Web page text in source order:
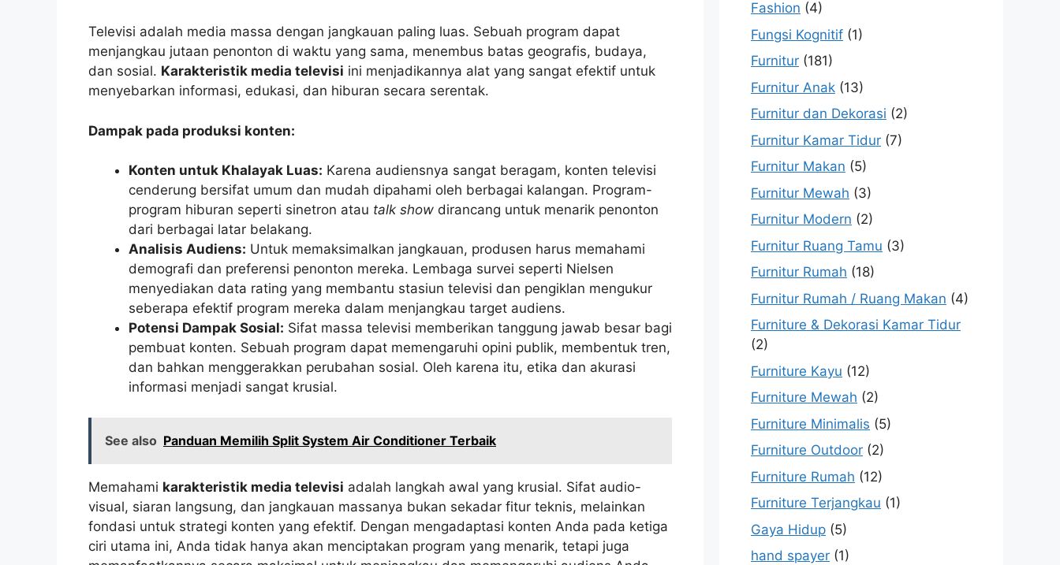
Televisi adalah media massa dengan jangkauan paling luas. Sebuah program dapat
menjangkau jutaan penonton di waktu yang sama, menembus batas geografis, budaya,
dan sosial. Karakteristik media televisi ini menjadikannya alat yang sangat efektif untuk
menyebarkan informasi, edukasi, dan hiburan secara serentak.
Dampak pada produksi konten:
Konten untuk Khalayak Luas: Karena audiensnya sangat beragam, konten televisi
cenderung bersifat umum dan mudah dipahami oleh berbagai kalangan. Program-
program hiburan seperti sinetron atau talk show dirancang untuk menarik penonton
dari berbagai latar belakang.
Analisis Audiens: Untuk memaksimalkan jangkauan, produsen harus memahami
demografi dan preferensi penonton mereka. Lembaga survei seperti Nielsen
menyediakan data rating yang membantu stasiun televisi dan pengiklan mengukur
seberapa efektif program mereka dalam menjangkau target audiens.
Potensi Dampak Sosial: Sifat massa televisi memberikan tanggung jawab besar bagi
pembuat konten. Sebuah program dapat memengaruhi opini publik, membentuk tren,
dan bahkan menggerakkan perubahan sosial. Oleh karena itu, etika dan akurasi
informasi menjadi sangat krusial.
See also Panduan Memilih Split System Air Conditioner Terbaik
Memahami karakteristik media televisi adalah langkah awal yang krusial. Sifat audio-
visual, siaran langsung, dan jangkauan massanya bukan sekadar fitur teknis, melainkan
fondasi untuk strategi konten yang efektif. Dengan mengadaptasi konten Anda pada ketiga
ciri utama ini, Anda tidak hanya akan menciptakan program yang menarik, tetapi juga
Fashion (4)
Fungsi Kognitif (1)
Furnitur (181)
Furnitur Anak (13)
Furnitur dan Dekorasi (2)
Furnitur Kamar Tidur (7)
Furnitur Makan (5)
Furnitur Mewah (3)
Furnitur Modern (2)
Furnitur Ruang Tamu (3)
Furnitur Rumah (18)
Furnitur Rumah / Ruang Makan (4)
Furniture & Dekorasi Kamar Tidur
(2)
Furniture Kayu (12)
Furniture Mewah (2)
Furniture Minimalis (5)
Furniture Outdoor (2)
Furniture Rumah (12)
Furniture Terjangkau (1)
Gaya Hidup (5)
hand spayer (1)